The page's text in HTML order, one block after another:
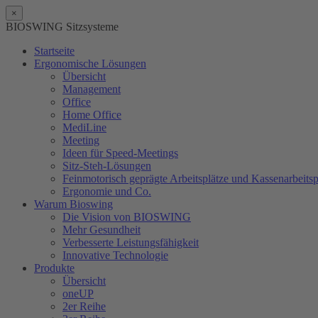
×
BIOSWING Sitzsysteme
Startseite
Ergonomische Lösungen
Übersicht
Management
Office
Home Office
MediLine
Meeting
Ideen für Speed-Meetings
Sitz-Steh-Lösungen
Feinmotorisch geprägte Arbeitsplätze und
Ergonomie und Co.
Warum Bioswing
Die Vision von BIOSWING
Mehr Gesundheit
Verbesserte Leistungsfähigkeit
Innovative Technologie
Produkte
Übersicht
oneUP
2er Reihe